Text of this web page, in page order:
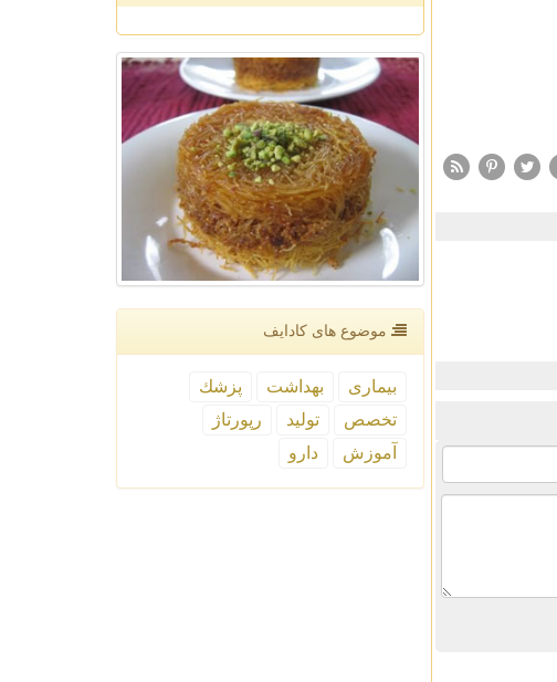
موضوع های كادایف
بیماری بهداشت
پزشك
تخصص
تولید
رپورتاژ
آموزش
دارو